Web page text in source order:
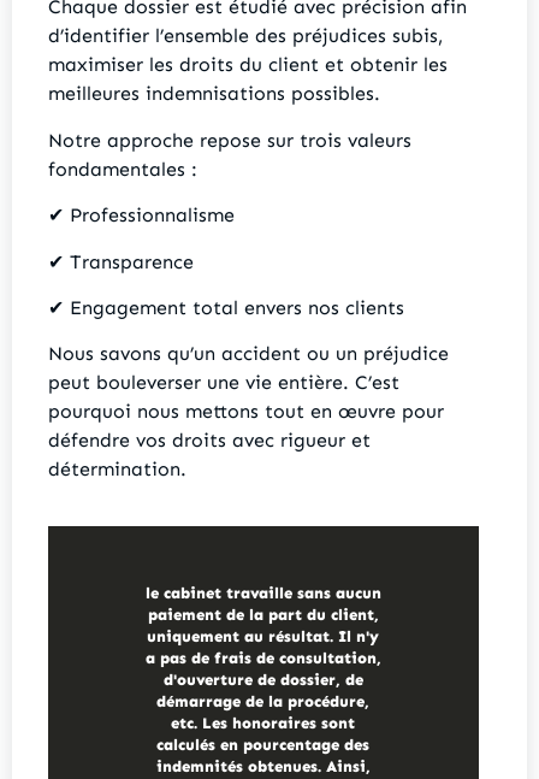
Chaque dossier est étudié avec précision afin
d’identifier l’ensemble des préjudices subis,
maximiser les droits du client et obtenir les
meilleures indemnisations possibles.
Notre approche repose sur trois valeurs
fondamentales :
✔ Professionnalisme
✔ Transparence
✔ Engagement total envers nos clients
Nous savons qu’un accident ou un préjudice
peut bouleverser une vie entière. C’est
pourquoi nous mettons tout en œuvre pour
défendre vos droits avec rigueur et
détermination.
le cabinet travaille sans aucun
paiement de la part du client,
uniquement au résultat. Il n'y
a pas de frais de consultation,
d'ouverture de dossier, de
démarrage de la procédure,
etc. Les honoraires sont
calculés en pourcentage des
indemnités obtenues. Ainsi,